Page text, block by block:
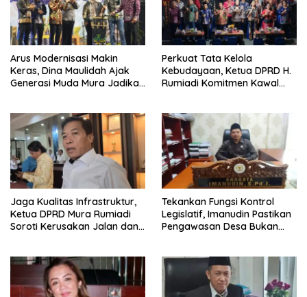
Arus Modernisasi Makin
Keras, Dina Maulidah Ajak
Generasi Muda Mura Jadikan
Perkuat Tata Kelola
Kebudayaan, Ketua DPRD H.
Rumiadi Komitmen Kawal
Jaga Kualitas Infrastruktur,
Ketua DPRD Mura Rumiadi
Soroti Kerusakan Jalan dan
Tekankan Fungsi Kontrol
Legislatif, Imanudin Pastikan
Pengawasan Desa Bukan